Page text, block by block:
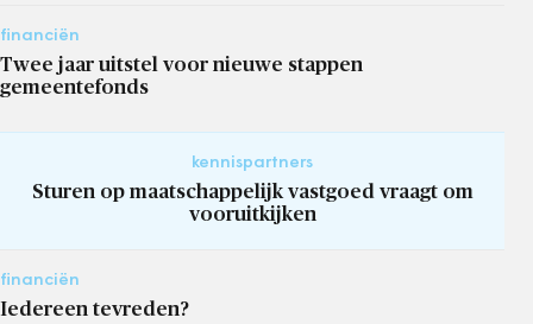
financiën
Twee jaar uitstel voor nieuwe stappen
gemeentefonds
kennispartners
Sturen op maatschappelijk vastgoed vraagt om
vooruitkijken
financiën
Iedereen tevreden?